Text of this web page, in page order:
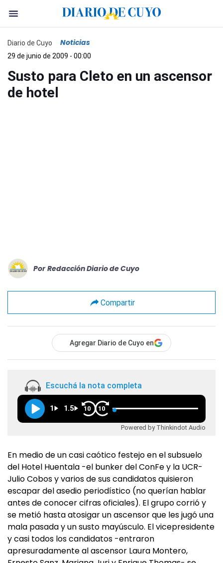
Diario de Cuyo Noticias
29 de junio de 2009 - 00:00
Susto para Cleto en un ascensor
de hotel
Por Redacción Diario de Cuyo
Compartir
Agregar Diario de Cuyo en
Escuchá la nota completa
1 1.5 10 10
Powered by Thinkindot Audio
En medio de un casi caótico festejo en el subsuelo
del Hotel Huentala -el bunker del ConFe y la UCR-
Julio Cobos y varios de sus candidatos quisieron
escapar del asedio periodístico (no querían hablar
antes de conocer cifras oficiales). El grupo corrió y
se metió hasta atosigar un ascensor que les jugó una
mala pasada y un susto mayúsculo. El vicepresidente
y casi todos los candidatos -entraron
apresuradamente al ascensor Laura Montero,